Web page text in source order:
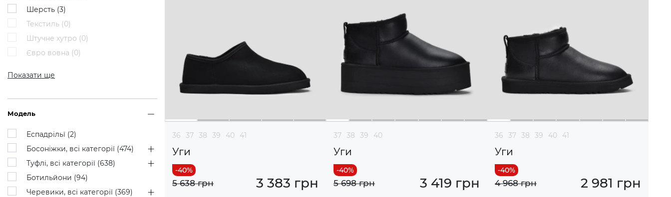
Шерсть (3)
Текстиль (0)
Штучне хутро (0)
Євро вовна (0)
Показати ще
Модель
Еспадрільї (2)
Босоніжки, всі категорії (474)
Туфлі, всі категорії (638)
Ботильйони (94)
Черевики, всі категорії (369)
36 37 38 39 40 41
Уги
3 383 грн
5 638 грн
37 38 39 40
Уги
3 419 грн
5 698 грн
36 37 38 39 40 41
Уги
2 981 грн
4 968 грн